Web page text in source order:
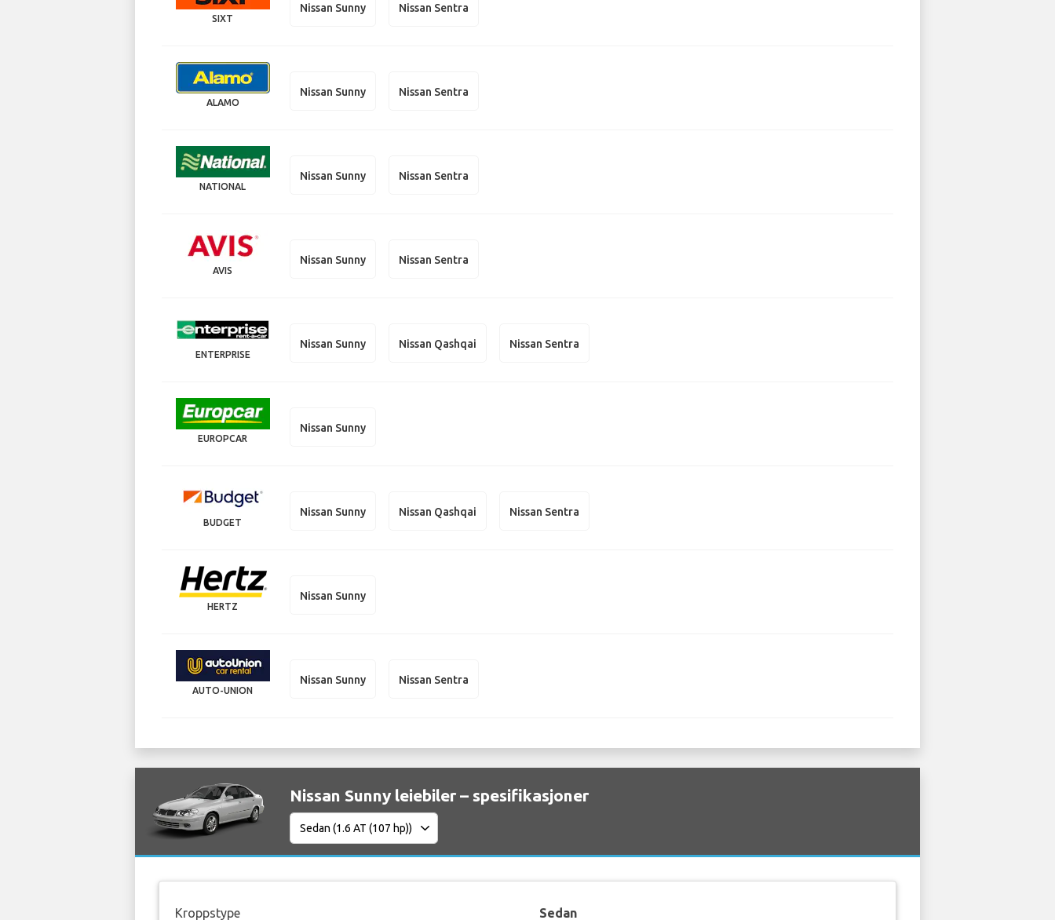
SIXT
Nissan Sunny Nissan Sentra
ALAMO
Nissan Sunny Nissan Sentra
NATIONAL
Nissan Sunny Nissan Sentra
AVIS
Nissan Sunny Nissan Sentra
ENTERPRISE
Nissan Sunny Nissan Qashqai Nissan Sentra
EUROPCAR
Nissan Sunny
BUDGET
Nissan Sunny Nissan Qashqai Nissan Sentra
HERTZ
Nissan Sunny
AUTO-UNION
Nissan Sunny Nissan Sentra
Nissan Sunny leiebiler – spesifikasjoner
Kroppstype Sedan